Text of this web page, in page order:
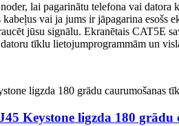
lai pagarinātu telefona vai
vai ja jums ir jāpagarina esošs
jūsu signālu. Ekranētais CAT5E
tīklu lietojumprogrammām un
Keystone ligzda 180